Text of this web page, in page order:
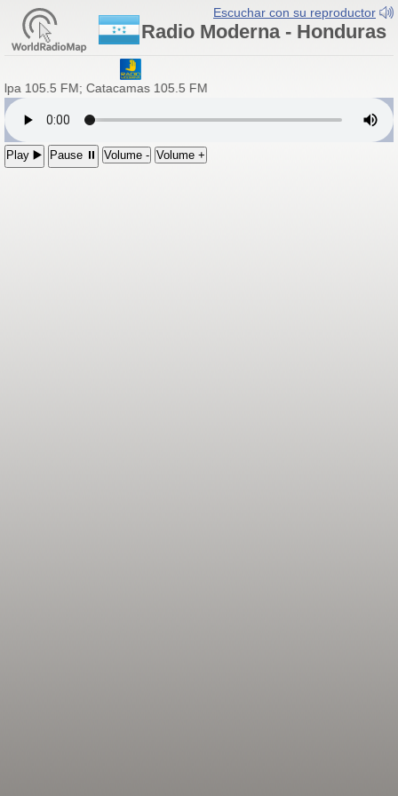
Escuchar con su reproductor
Radio Moderna - Honduras
105.5 FM; Catacamas 105.5 FM
Play ▶️ Pause ⏸ Volume - Volume +